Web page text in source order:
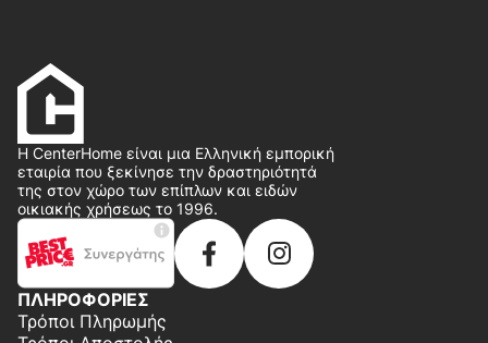
Η CenterHome είναι μια Ελληνική εμπορική
εταιρία που ξεκίνησε την δραστηριότητά
της στον χώρο των επίπλων και ειδών
οικιακής χρήσεως το 1996.
ΠΛΗΡΟΦΟΡΙΕΣ
Τρόποι Πληρωμής